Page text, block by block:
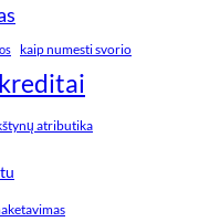
kaip numesti svorio
kreditai
atributika